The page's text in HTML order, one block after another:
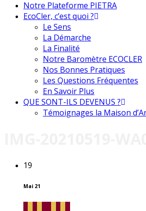
Notre Plateforme PIETRA
EcoCler, c’est quoi ?
Le Sens
La Démarche
La Finalité
Notre Baromètre ECOCLER
Nos Bonnes Pratiques
Les Questions Fréquentes
En Savoir Plus
QUE SONT-ILS DEVENUS ?
Témoignages la Maison
19
Mai 21